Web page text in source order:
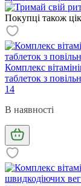
Покупці також
Комплекс
таблеток з
14
В наявності